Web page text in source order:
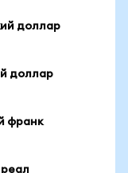
доллар
доллар
франк
реал